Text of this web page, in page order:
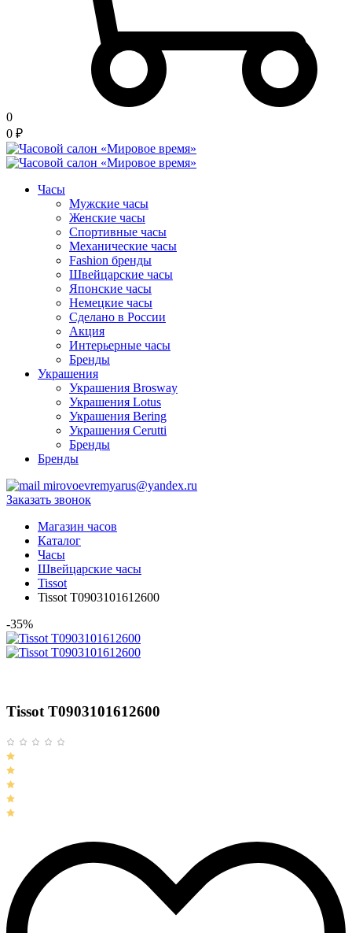
0
0 ₽
Часы
Мужские часы
Женские часы
Спортивные часы
Механические часы
Fashion бренды
Швейцарские часы
Японские часы
Немецкие часы
Сделано в России
Акция
Интерьерные часы
Бренды
Украшения
Украшения Brosway
Украшения Lotus
Украшения Bering
Украшения Cerutti
Бренды
Бренды
mirovoevremyarus@yandex.ru
Заказать звонок
Магазин часов
Каталог
Часы
Швейцарские часы
Tissot
Tissot T0903101612600
-35%
Tissot T0903101612600